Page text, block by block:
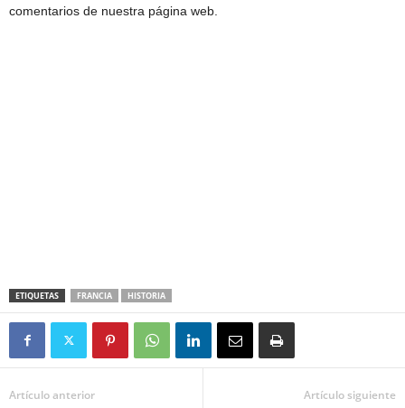
comentarios de nuestra página web.
ETIQUETAS FRANCIA HISTORIA
Artículo anterior Artículo siguiente